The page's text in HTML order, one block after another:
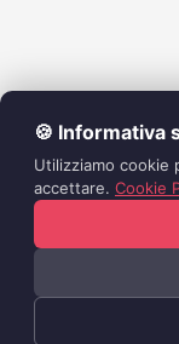
🍪 Informativa
Utilizziamo cookie
accettare. Cookie